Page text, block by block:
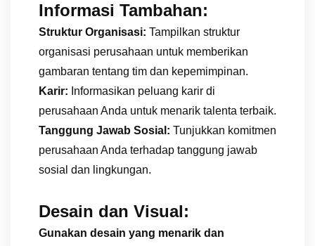
Informasi Tambahan:
Struktur Organisasi: Tampilkan struktur
organisasi perusahaan untuk memberikan
gambaran tentang tim dan kepemimpinan.
Karir: Informasikan peluang karir di
perusahaan Anda untuk menarik talenta terbaik.
Tanggung Jawab Sosial: Tunjukkan komitmen
perusahaan Anda terhadap tanggung jawab
sosial dan lingkungan.
Desain dan Visual:
Gunakan desain yang menarik dan